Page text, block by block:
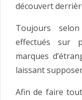
découvert
Toujours
effectués sur
marques
laissant
Afin de faire